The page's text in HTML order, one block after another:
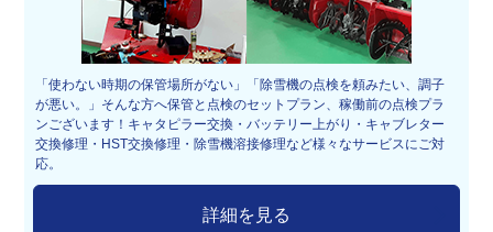
「使わない時期の保管場所がない」「除雪機の点検を頼みたい、調子
が悪い。」そんな方へ保管と点検のセットプラン、稼働前の点検プラ
ンございます！キャタピラー交換・バッテリー上がり・キャブレター
交換修理・HST交換修理・除雪機溶接修理など様々なサービスにご対
応。
詳細を見る